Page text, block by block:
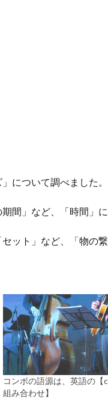
について調べました。
間」など、「時間」
ット」など、「物の
コンボの語源は、英語の【
組み合わせ】